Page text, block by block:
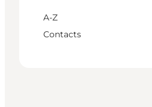
A-Z
Contacts